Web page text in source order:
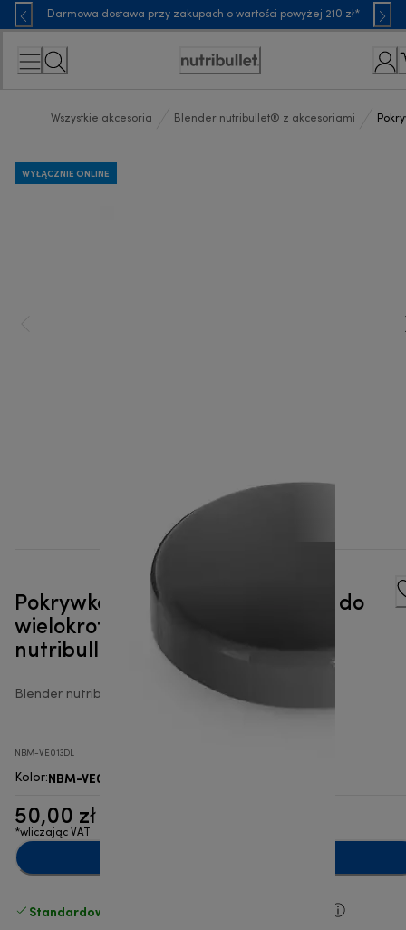
Skip
to
Content
Darmowa dostawa przy zakupach o wartości powyżej 210 zł*
Accessibility
Wszystkie akcesoria Blender nutribullet® z akcesoriami
WYŁĄCZNIE ONLINE
Pokrywka utrzymująca świeżość do
wielokrotnego zamykania
nutribullet® Pro
Blender nutribullet® z akcesoriami
NBM-VE013DL
Kolor:NBM-VE013DL
50,00 zł
*wliczając VAT
Standardowa bezpłatna dostawa